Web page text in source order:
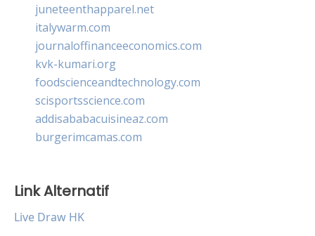
juneteenthapparel.net
italywarm.com
journaloffinanceeconomics.com
kvk-kumari.org
foodscienceandtechnology.com
scisportsscience.com
addisababacuisineaz.com
burgerimcamas.com
Link Alternatif
Live Draw HK